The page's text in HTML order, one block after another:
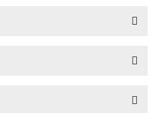
soru sorulmamış.
formunu kullanarak tarafımıza